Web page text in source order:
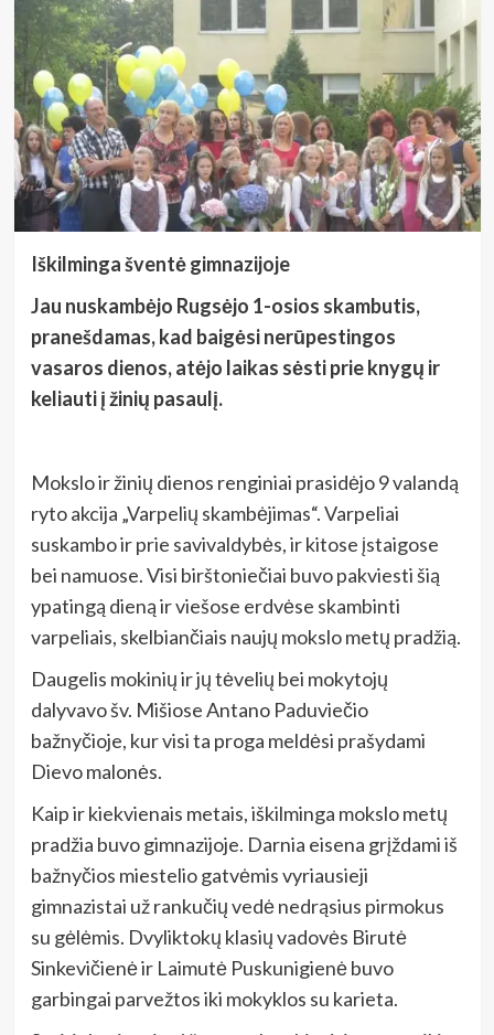
Iškilminga šventė gimnazijoje
Jau nuskambėjo Rugsėjo 1-osios skambutis,
pranešdamas, kad baigėsi nerūpestingos
vasaros dienos, atėjo laikas sėsti prie knygų ir
keliauti į žinių pasaulį.
Mokslo ir žinių dienos renginiai prasidėjo 9 valandą
ryto akcija „Varpelių skambėjimas“. Varpeliai
suskambo ir prie savivaldybės, ir kitose įstaigose
bei namuose. Visi birštoniečiai buvo pakviesti šią
ypatingą dieną ir viešose erdvėse skambinti
varpeliais, skelbiančiais naujų mokslo metų pradžią.
Daugelis mokinių ir jų tėvelių bei mokytojų
dalyvavo šv. Mišiose Antano Paduviečio
bažnyčioje, kur visi ta proga meldėsi prašydami
Dievo malonės.
Kaip ir kiekvienais metais, iškilminga mokslo metų
pradžia buvo gimnazijoje. Darnia eisena grįždami iš
bažnyčios miestelio gatvėmis vyriausieji
gimnazistai už rankučių vedė nedrąsius pirmokus
su gėlėmis. Dvyliktokų klasių vadovės Birutė
Sinkevičienė ir Laimutė Puskunigienė buvo
garbingai parvežtos iki mokyklos su karieta.